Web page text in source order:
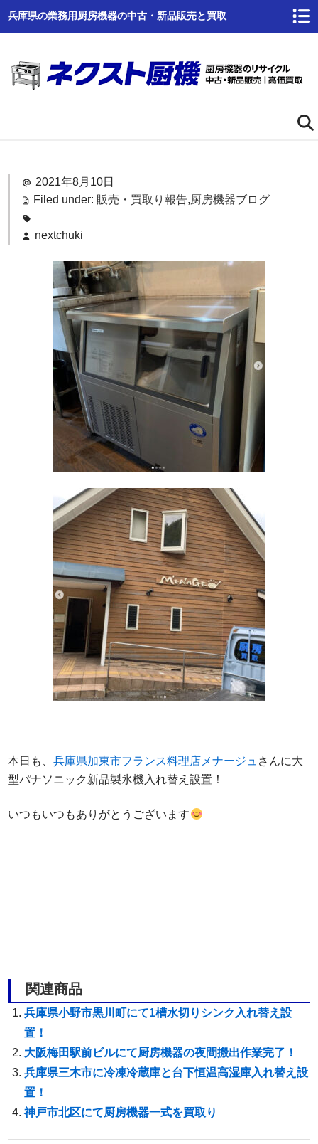
兵庫県の業務用厨房機器の中古・新品販売と買取
ネクスト厨機とは
商品一覧
高価買取
商品倉庫
事業案内
ブログ
お問い合わせ
2021年8月10日
Filed under: 販売・買取り報告,厨房機器ブログ
nextchuki
本日も、兵庫県加東市フランス料理店メナージュ さんに大
型パナソニック新品製氷機入れ替え設置！
いつもいつもありがとうございます
関連商品
兵庫県小野市黒川町にて1槽水切りシンク入れ替え設
置！
大阪梅田駅前ビルにて厨房機器の夜間搬出作業完了！
兵庫県三木市に冷凍冷蔵庫と台下恒温高湿庫入れ替え設
置！
神戸市北区にて厨房機器一式を買取り